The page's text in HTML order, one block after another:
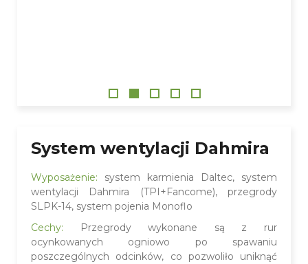
System wentylacji Dahmira
Wyposażenie: system karmienia Daltec, system
wentylacji Dahmira (TPI+Fancome), przegrody
SLPK-14, system pojenia Monoflo
Cechy:
Przegrody wykonane są z rur
ocynkowanych ogniowo po spawaniu
poszczególnych odcinków, co pozwoliło uniknąć